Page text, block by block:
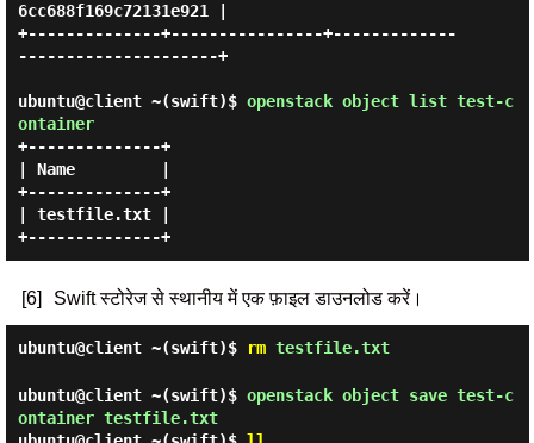
6cc688f169c72131e921 |
+--------------+----------------+-------------
---------------------+
ubuntu@client ~(swift)$ openstack object list test-c
ontainer
+--------------+
| Name         |
+--------------+
| testfile.txt |
+--------------+
[6] Swift स्टोरेज से स्थानीय में एक फ़ाइल डाउनलोड करें।
ubuntu@client ~(swift)$ rmtestfile.txt
ubuntu@client ~(swift)$ openstack object save test-c
ontainer testfile.txt